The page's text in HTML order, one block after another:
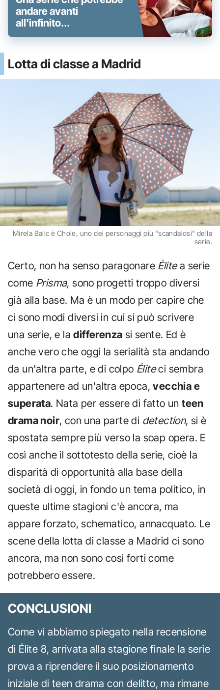
andare avanti
all'infinito...
Lotta di classe a Madrid
Mirela Balic è Chole, uno dei personaggi più "scandalosi" della
serie.
Certo, non ha senso paragonare Élitea serie
come Prisma, sono progetti troppo diversi
già alla base. Ma è un modo per capire che
ci sono modi diversi in cui si può scrivere
una serie, e ladifferenza si sente. Ed è
anche vero che oggi la serialità sta andando
da un'altra parte, e di colpo Éliteci sembra
appartenere ad un'altra epoca,vecchia e
superata. Nata per essere di fatto unteen
drama noir, con una parte di detection, si è
spostata sempre più verso la soap opera. E
così anche il sottotesto della serie, cioè la
disparità di opportunità alla base della
società di oggi, in fondo un tema politico, in
queste ultime stagioni c'è ancora, ma
appare forzato, schematico, annacquato. Le
scene della lotta di classe a Madrid ci sono
ancora, ma non sono così forti come
potrebbero essere.
CONCLUSIONI
Come vi abbiamo spiegato nella recensione
di Élite 8, arrivata alla stagione finale la serie
prova a riprendere il suo posizionamento
iniziale di teen drama con delitto, ma rimane